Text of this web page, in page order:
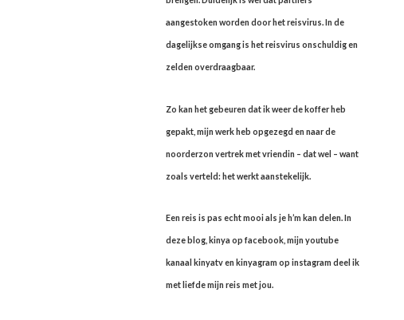
aangestoken worden door het reisvirus. In de
dagelijkse omgang is het reisvirus onschuldig en
zelden overdraagbaar.
Zo kan het gebeuren dat ik weer de koffer heb
gepakt, mijn werk heb opgezegd en naar de
noorderzon vertrek met vriendin – dat wel – want
zoals verteld: het werkt aanstekelijk.
Een reis is pas echt mooi als je h’m kan delen. In
deze blog, kinya op facebook, mijn youtube
kanaal kinyatv en kinyagram op instagram deel ik
met liefde mijn reis met jou.